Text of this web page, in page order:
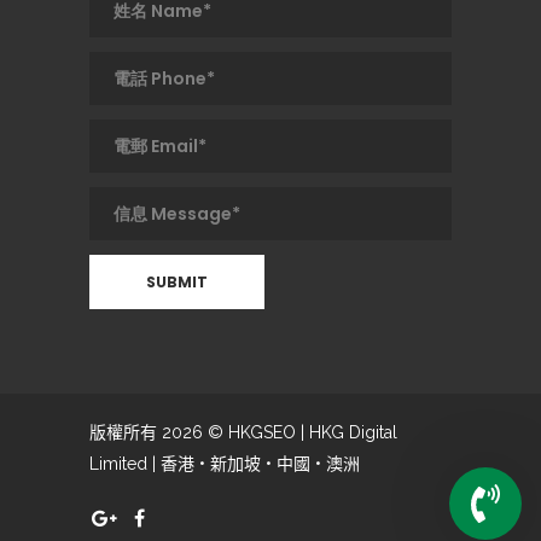
版權所有 2026 © HKGSEO | HKG Digital
Limited | 香港 • 新加坡 • 中國 • 澳洲